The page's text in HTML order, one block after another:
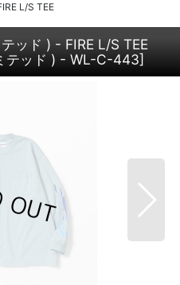
L/S TEE
ッド ) - FIRE L/S TEE
テッド ) - WL-C-443]